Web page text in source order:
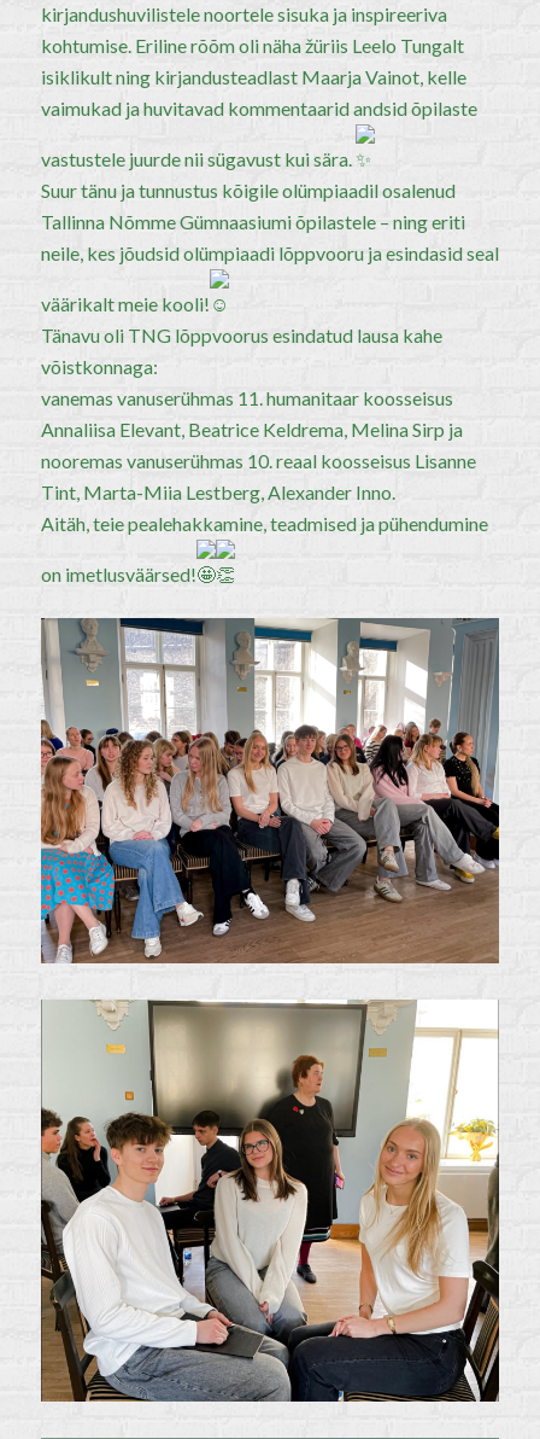
kirjandushuvilistele noortele sisuka ja inspireeriva
kohtumise. Eriline rõõm oli näha žüriis Leelo Tungalt
isiklikult ning kirjandusteadlast Maarja Vainot, kelle
vaimukad ja huvitavad kommentaarid andsid õpilaste
vastustele juurde nii sügavust kui sära.
Suur tänu ja tunnustus kõigile olümpiaadil osalenud
Tallinna Nõmme Gümnaasiumi õpilastele – ning eriti
neile, kes jõudsid olümpiaadi lõppvooru ja esindasid seal
väärikalt meie kooli!
Tänavu oli TNG lõppvoorus esindatud lausa kahe
võistkonnaga:
vanemas vanuserühmas 11. humanitaar koosseisus
Annaliisa Elevant, Beatrice Keldrema, Melina Sirp ja
nooremas vanuserühmas 10. reaal koosseisus Lisanne
Tint, Marta-Miia Lestberg, Alexander Inno.
Aitäh, teie pealehakkamine, teadmised ja pühendumine
on imetlusväärsed!